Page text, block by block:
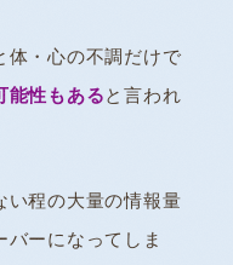
体・心の不調だけで
能性もあると言われ
い程の大量の情報量
ーになってしま